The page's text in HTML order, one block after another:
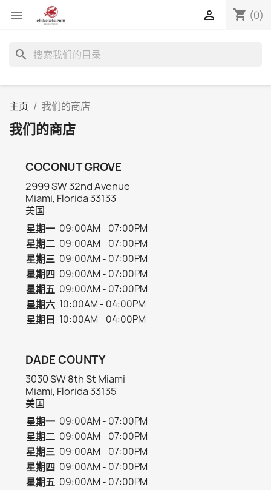
 shopping_cart (0)

search
主页 我们的商店
我们的商店
COCONUT GROVE
2999 SW 32nd Avenue
Miami, Florida 33133
美国
星期一 09:00AM - 07:00PM
星期二 09:00AM - 07:00PM
星期三 09:00AM - 07:00PM
星期四 09:00AM - 07:00PM
星期五 09:00AM - 07:00PM
星期六 10:00AM - 04:00PM
星期日 10:00AM - 04:00PM
DADE COUNTY
3030 SW 8th St Miami
Miami, Florida 33135
美国
星期一 09:00AM - 07:00PM
星期二 09:00AM - 07:00PM
星期三 09:00AM - 07:00PM
星期四 09:00AM - 07:00PM
星期五 09:00AM - 07:00PM